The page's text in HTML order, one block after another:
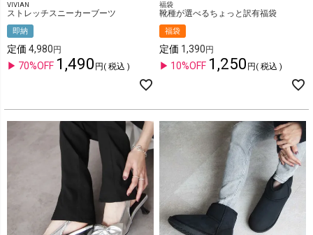
VIVIAN
ストレッチスニーカーブーツ
即納
定価 4,980
70%OFF 1,490 税込
福袋
靴種が選べるちょっと訳有福袋
福袋
定価 1,390
10%OFF 1,250 税込